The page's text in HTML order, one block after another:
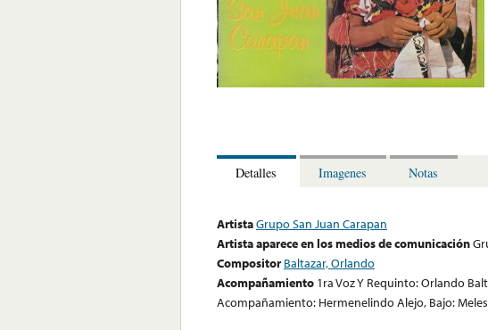
Detalles Imagenes Notas
ArtistaGrupo San Juan Carapan
Artista aparece en los medios de comunicación
Compositor Baltazar, Orlando
Acompañamiento 1ra Voz Y Requinto: Orlando
Acompañamiento: Hermenelindo Alejo, Bajo: